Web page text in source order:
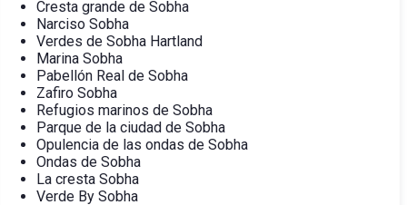
Cresta grande de Sobha
Narciso Sobha
Verdes de Sobha Hartland
Marina Sobha
Pabellón Real de Sobha
Zafiro Sobha
Refugios marinos de Sobha
Parque de la ciudad de Sobha
Opulencia de las ondas de Sobha
Ondas de Sobha
La cresta Sobha
Verde By Sobha